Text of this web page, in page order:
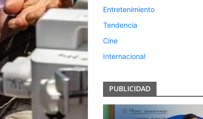
Entretenimiento
Tendencia
Cine
Internacional
PUBLICIDAD